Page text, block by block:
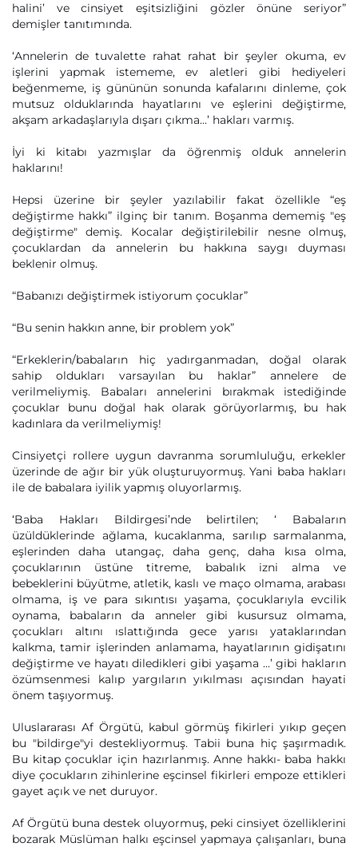
halini’ ve cinsiyet eşitsizliğini gözler önüne seriyor”
demişler tanıtımında.
‘Annelerin de tuvalette rahat rahat bir şeyler okuma, ev
işlerini yapmak istememe, ev aletleri gibi hediyeleri
beğenmeme, iş gününün sonunda kafalarını dinleme, çok
mutsuz olduklarında hayatlarını ve eşlerini değiştirme,
akşam arkadaşlarıyla dışarı çıkma...’ hakları varmış.
İyi ki kitabı yazmışlar da öğrenmiş olduk annelerin
haklarını!
Hepsi üzerine bir şeyler yazılabilir fakat özellikle “eş
değiştirme hakkı” ilginç bir tanım. Boşanma dememiş "eş
değiştirme" demiş. Kocalar değiştirilebilir nesne olmuş,
çocuklardan da annelerin bu hakkına saygı duyması
beklenir olmuş.
“Babanızı değiştirmek istiyorum çocuklar”
“Bu senin hakkın anne, bir problem yok”
“Erkeklerin/babaların hiç yadırganmadan, doğal olarak
sahip oldukları varsayılan bu haklar” annelere de
verilmeliymiş. Babaları annelerini bırakmak istediğinde
çocuklar bunu doğal hak olarak görüyorlarmış, bu hak
kadınlara da verilmeliymiş!
Cinsiyetçi rollere uygun davranma sorumluluğu, erkekler
üzerinde de ağır bir yük oluşturuyormuş. Yani baba hakları
ile de babalara iyilik yapmış oluyorlarmış.
‘Baba Hakları Bildirgesi’nde belirtilen; ‘ Babaların
üzüldüklerinde ağlama, kucaklanma, sarılıp sarmalanma,
eşlerinden daha utangaç, daha genç, daha kısa olma,
çocuklarının üstüne titreme, babalık izni alma ve
bebeklerini büyütme, atletik, kaslı ve maço olmama, arabası
olmama, iş ve para sıkıntısı yaşama, çocuklarıyla evcilik
oynama, babaların da anneler gibi kusursuz olmama,
çocukları altını ıslattığında gece yarısı yataklarından
kalkma, tamir işlerinden anlamama, hayatlarının gidişatını
değiştirme ve hayatı diledikleri gibi yaşama ...’ gibi hakların
özümsenmesi kalıp yargıların yıkılması açısından hayati
önem taşıyormuş.
Uluslararası Af Örgütü, kabul görmüş fikirleri yıkıp geçen
bu "bildirge"yi destekliyormuş. Tabii buna hiç şaşırmadık.
Bu kitap çocuklar için hazırlanmış. Anne hakkı- baba hakkı
diye çocukların zihinlerine eşcinsel fikirleri empoze ettikleri
gayet açık ve net duruyor.
Af Örgütü buna destek oluyormuş, peki cinsiyet özelliklerini
bozarak Müslüman halkı eşcinsel yapmaya çalışanları, buna